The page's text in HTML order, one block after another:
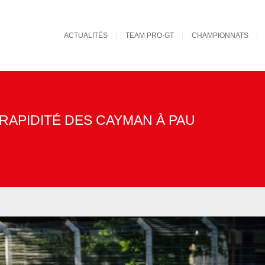
ACTUALITÉS TEAM PRO-GT CHAMPIONNATS
DES CAYMAN À PAU